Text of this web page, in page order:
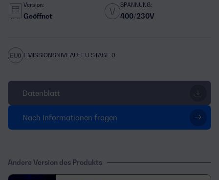
Version:
Geöffnet
SPANNUNG:
400/230V
EMISSIONSNIVEAU: EU STAGE 0
Datenblatt
Nach Informationen fragen
Andere Version des Produkts